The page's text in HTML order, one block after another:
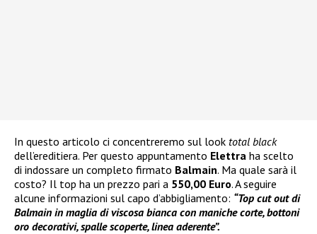
In questo articolo ci concentreremo sul look total black
dell’ereditiera. Per questo appuntamento Elettra ha scelto
di indossare un completo firmato Balmain. Ma quale sarà il
costo? Il top ha un prezzo pari a 550,00 Euro. A seguire
alcune informazioni sul capo d’abbigliamento: “Top cut out di
Balmain in maglia di viscosa bianca con maniche corte, bottoni
oro decorativi, spalle scoperte, linea aderente”.